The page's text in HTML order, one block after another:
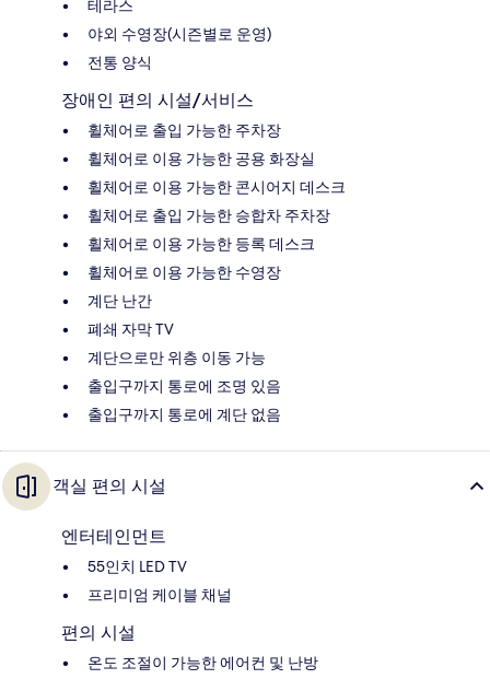
테라스
야외 수영장(시즌별로 운영)
전통 양식
장애인 편의 시설/서비스
휠체어로 출입 가능한 주차장
휠체어로 이용 가능한 공용 화장실
휠체어로 이용 가능한 콘시어지 데스크
휠체어로 출입 가능한 승합차 주차장
휠체어로 이용 가능한 등록 데스크
휠체어로 이용 가능한 수영장
계단 난간
폐쇄 자막 TV
계단으로만 위층 이동 가능
출입구까지 통로에 조명 있음
출입구까지 통로에 계단 없음
객실 편의 시설
엔터테인먼트
55인치 LED TV
프리미엄 케이블 채널
편의 시설
온도 조절이 가능한 에어컨 및 난방